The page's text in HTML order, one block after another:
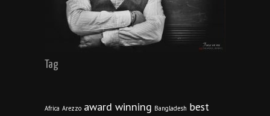
Tag
Africa Arezzo award winning Bangladesh best